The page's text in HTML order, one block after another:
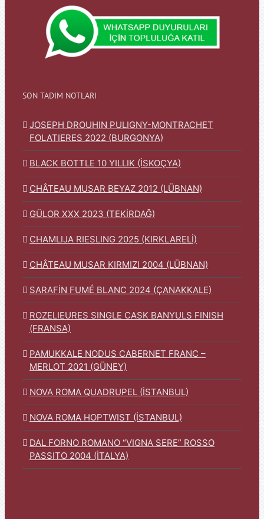
SON TADIM NOTLARI
JOSEPH DROUHIN PULIGNY-MONTRACHET
FOLATIERES 2022 (BURGONYA)
BLACK BOTTLE 10 YILLIK (İSKOÇYA)
CHÂTEAU MUSAR BEYAZ 2012 (LÜBNAN)
GÜLOR XXX 2023 (TEKİRDAĞ)
CHAMLIJA RIESLING 2025 (KIRKLARELİ)
CHÂTEAU MUSAR KIRMIZI 2004 (LÜBNAN)
SARAFİN FUMÉ BLANC 2024 (ÇANAKKALE)
ROZELIEURES SINGLE CASK BANYULS FINISH
(FRANSA)
PAMUKKALE NODUS CABERNET FRANC –
MERLOT 2021 (GÜNEY)
NOVA ROMA QUADRUPEL (İSTANBUL)
NOVA ROMA HOPTWIST (İSTANBUL)
DAL FORNO ROMANO “VIGNA SERE” ROSSO
PASSITO 2004 (İTALYA)